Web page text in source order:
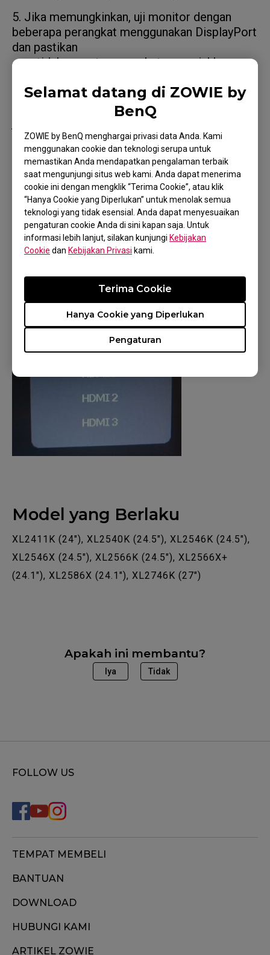
Selamat datang di ZOWIE by
BenQ
ZOWIE by BenQ menghargai privasi data Anda. Kami
menggunakan cookie dan teknologi serupa untuk
memastikan Anda mendapatkan pengalaman terbaik
saat mengunjungi situs web kami. Anda dapat menerima
cookie ini dengan mengklik “Terima Cookie”, atau klik
“Hanya Cookie yang Diperlukan” untuk menolak semua
teknologi yang tidak esensial. Anda dapat menyesuaikan
pengaturan cookie Anda di sini kapan saja. Untuk
informasi lebih lanjut, silakan kunjungi Kebijakan
Cookie dan Kebijakan Privasi kami.
Pengaturan
Hanya Cookie yang Diperlukan
Terima Cookie
5. Jika memungkinkan, uji monitor dengan
beberapa perangkat menggunakan DisplayPort
dan pastikan
setidaknya satu perangkat menunjukkan
berbeda dan
pengujian silang kabel dengan perangkat lain
6. Jika masalah terjadi tiba-tiba setelah
penggunaan DisplayPort normal, gunakan
HDMI untuk
memastikan bahwa DisplayPort diatur ke
resolusi dan kecepatan refresh yang didukung
oleh monitor.
Jika tidak ada langkah di atas yang
perlu diperiksa. Silakan hubungi tim layanan
pelanggan kami untuk bantuan lebih lanjut.
Model yang Berlaku
XL2411K (24"), XL2540K (24.5"), XL2546K (24.5"),
XL2546X (24.5"), XL2566K (24.5"), XL2566X+
(24.1"), XL2586X (24.1"), XL2746K (27")
Apakah ini membantu?
Iya Tidak
FOLLOW US
TEMPAT MEMBELI
BANTUAN
DOWNLOAD
HUBUNGI KAMI
ARTIKEL ZOWIE